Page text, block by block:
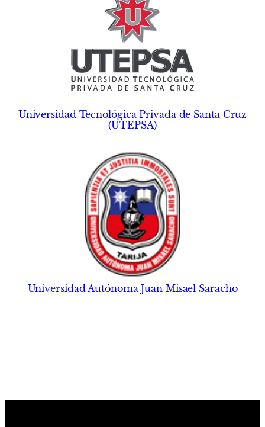
Universidad Tecnológica Privada de Santa Cruz
(UTEPSA)
Universidad Autónoma Juan Misael Saracho